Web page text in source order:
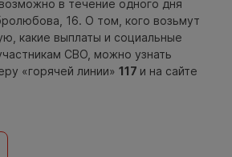
в течение одного дня
16. О том, кого возьмут
какие выплаты и социальные
СВО, можно узнать
«горячей линии» 117 и на сайте